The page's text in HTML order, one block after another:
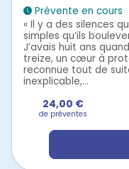
Prévente en cours
« Il y a des silences
simples qu’ils
J’avais huit ans
treize, un cœur à
reconnue tout de
inexplicable,...
24,00 €
de préventes